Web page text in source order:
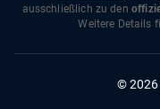
ausschließlich zu den
Weitere Details
© 2026